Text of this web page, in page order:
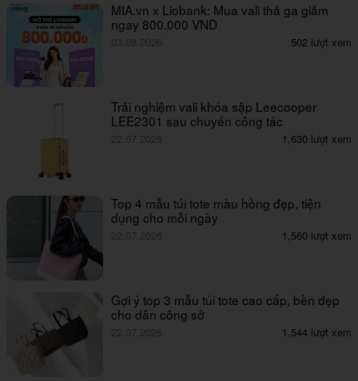
MIA.vn x Liobank: Mua vali thả ga giảm
ngay 800.000 VND
03.08.2026 502 lượt xem
Trải nghiệm vali khóa sập Leecooper
LEE2301 sau chuyến công tác
22.07.2026 1,630 lượt xem
Top 4 mẫu túi tote màu hồng đẹp, tiện
dụng cho mỗi ngày
22.07.2026 1,560 lượt xem
Gợi ý top 3 mẫu túi tote cao cấp, bền đẹp
cho dân công sở
22.07.2026 1,544 lượt xem